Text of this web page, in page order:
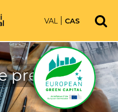
VAL CAS
prensa